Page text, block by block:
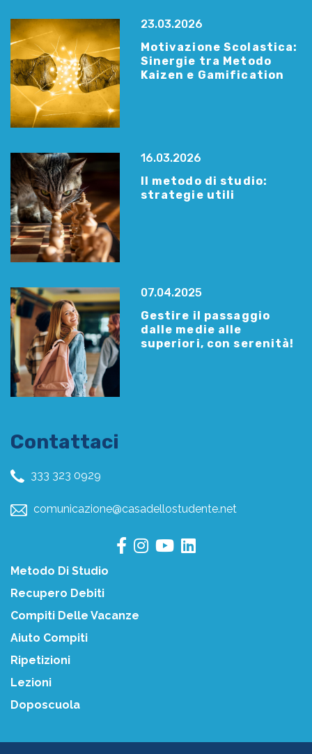
23.03.2026
Motivazione Scolastica:
Sinergie tra Metodo
Kaizen e Gamification
16.03.2026
Il metodo di studio:
strategie utili
07.04.2025
Gestire il passaggio
dalle medie alle
superiori, con serenità!
Contattaci
333 323 0929
comunicazione@casadellostudente.net
Metodo Di Studio
Recupero Debiti
Compiti Delle Vacanze
Aiuto Compiti
Ripetizioni
Lezioni
Doposcuola